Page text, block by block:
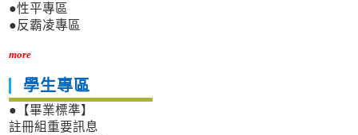
●性平專區
●反霸凌專區
more
學生專區
●【畢業標準】
註冊組重要訊息